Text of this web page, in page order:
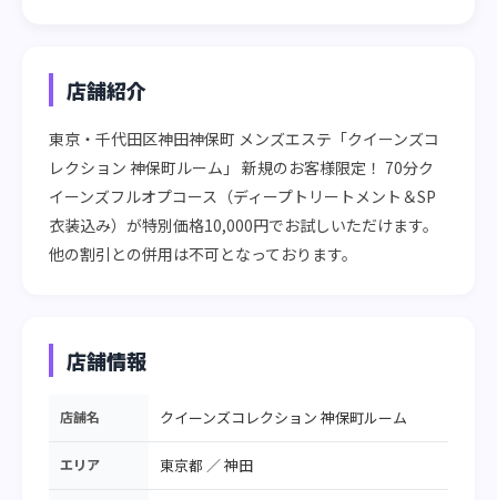
店舗紹介
東京・千代田区神田神保町 メンズエステ「クイーンズコ
レクション 神保町ルーム」 新規のお客様限定！ 70分ク
イーンズフルオプコース（ディープトリートメント＆SP
衣装込み）が特別価格10,000円でお試しいただけます。
他の割引との併用は不可となっております。
店舗情報
店舗名 クイーンズコレクション 神保町ルーム
エリア 東京都 ／神田